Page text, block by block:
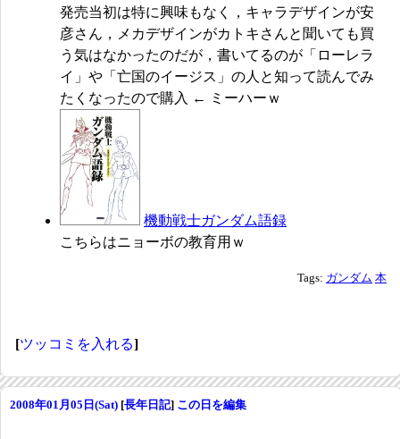
発売当初は特に興味もなく，キャラデザインが安
彦さん，メカデザインがカトキさんと聞いても買
う気はなかったのだが，書いてるのが「ローレラ
イ」や「亡国のイージス」の人と知って読んでみ
たくなったので購入 ← ミーハーｗ
機動戦士ガンダム語録
こちらはニョーボの教育用ｗ
Tags: ガンダム 本
[ツッコミを入れる]
2008年01月05日(Sat) [長年日記] この日を編集